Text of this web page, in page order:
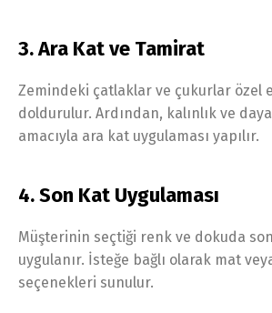
3. Ara Kat ve Tamirat
Zemindeki çatlaklar ve çukurlar özel
doldurulur. Ardından, kalınlık ve
amacıyla ara kat uygulaması yapılır.
4. Son Kat Uygulaması
Müşterinin seçtiği renk ve dokuda
uygulanır. İsteğe bağlı olarak mat
seçenekleri sunulur.